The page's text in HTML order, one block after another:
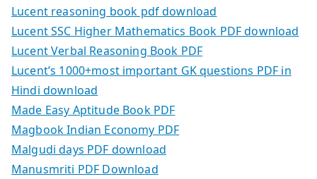
Lucent reasoning book pdf download
Lucent SSC Higher Mathematics Book PDF download
Lucent Verbal Reasoning Book PDF
Lucent’s 1000+most important GK questions PDF in
Hindi download
Made Easy Aptitude Book PDF
Magbook Indian Economy PDF
Malgudi days PDF download
Manusmriti PDF Download